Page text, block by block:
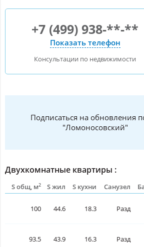
+7 (499) 938-**-**
Показать телефон
Консультации по недвижимости
Подписаться на обновления
"Ломоносовский"
Двухкомнатные квартиры :
S общ, м2 S жил S кухни Санузел
100 44.6 18.3 Разд
93.5 43.9 16.3 Разд